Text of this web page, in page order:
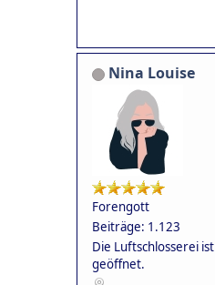
Nina Louise
Forengott
Beiträge: 1.123
Die Luftschlosserei ist
geöffnet.